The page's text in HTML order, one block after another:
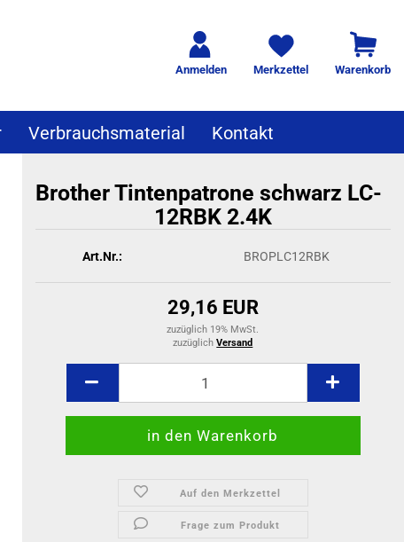
Anmelden Merkzettel Warenkorb
Verbrauchsmaterial Kontakt
Brother Tintenpatrone schwarz LC-
12RBK 2.4K
Art.Nr.: BROPLC12RBK
29,16 EUR
zuzüglich 19% MwSt.
zuzüglichVersand
Auf den Merkzettel
Frage zum Produkt